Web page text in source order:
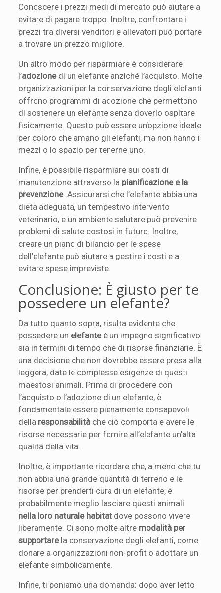
Conoscere i prezzi medi di mercato può aiutare a
evitare di pagare troppo. Inoltre, confrontare i
prezzi tra diversi venditori e allevatori può portare
a trovare un prezzo migliore.
Un altro modo per risparmiare è considerare
l’adozionedi un elefante anziché l’acquisto. Molte
organizzazioni per la conservazione degli elefanti
offrono programmi di adozione che permettono
di sostenere un elefante senza doverlo ospitare
fisicamente. Questo può essere un’opzione ideale
per coloro che amano gli elefanti, ma non hanno i
mezzi o lo spazio per tenerne uno.
Infine, è possibile risparmiare sui costi di
manutenzione attraverso la pianificazione e la
prevenzione. Assicurarsi che l’elefante abbia una
dieta adeguata, un tempestivo intervento
veterinario, e un ambiente salutare può prevenire
problemi di salute costosi in futuro. Inoltre,
creare un piano di bilancio per le spese
dell’elefante può aiutare a gestire i costi e a
evitare spese impreviste.
Conclusione: È giusto per te
possedere un elefante?
Da tutto quanto sopra, risulta evidente che
possedere un elefanteè un impegno significativo
sia in termini di tempo che di risorse finanziarie. È
una decisione che non dovrebbe essere presa alla
leggera, date le complesse esigenze di questi
maestosi animali. Prima di procedere con
l’acquisto o l’adozione di un elefante, è
fondamentale essere pienamente consapevoli
della responsabilità che ciò comporta e avere le
risorse necessarie per fornire all’elefante un’alta
qualità della vita.
Inoltre, è importante ricordare che, a meno che tu
non abbia una grande quantità di terreno e le
risorse per prenderti cura di un elefante, è
probabilmente meglio lasciare questi animali
nella loro naturale habitat dove possono vivere
liberamente. Ci sono molte altre modalità per
supportarela conservazione degli elefanti, come
donare a organizzazioni non-profit o adottare un
elefante simbolicamente.
Infine, ti poniamo una domanda: dopo aver letto